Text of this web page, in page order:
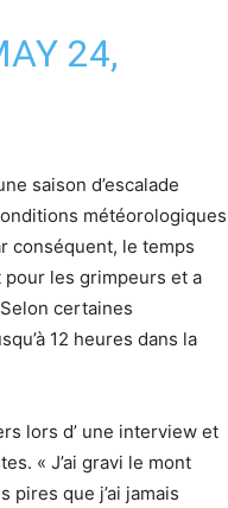
24,
saison d’escalade
météorologiques
conséquent, le temps
les grimpeurs et a
certaines
12 heures dans la
lors d’ une interview et
« J’ai gravi le mont
que j’ai jamais